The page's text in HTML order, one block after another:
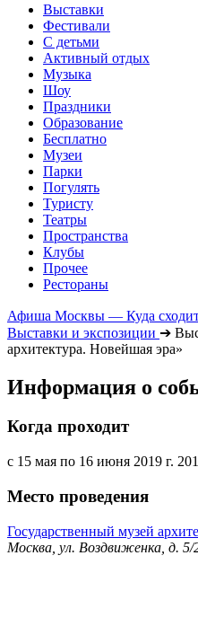
Выставки
Фестивали
С детьми
Активный отдых
Музыка
Шоу
Праздники
Образование
Бесплатно
Музеи
Парки
Погулять
Туристу
Театры
Пространства
Клубы
Прочее
Рестораны
Афиша Москвы — Куда
Выставки и экспозиции ➔
архитектура. Новейшая эра»
Информация о
Когда проходит
с 15 мая по 16 июня 2019 г.
Место проведения
Государственный музей
Москва, ул. Воздвиженка, д. 5/